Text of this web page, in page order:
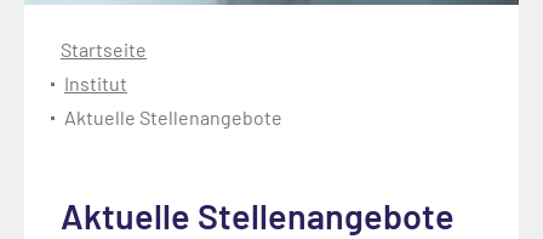
Startseite
Institut
Aktuelle Stellenangebote
Aktuelle Stellenangebote